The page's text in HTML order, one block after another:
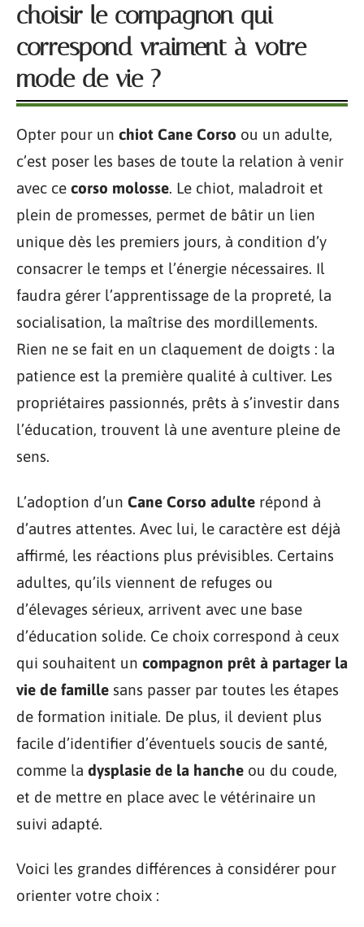
choisir le compagnon qui
correspond vraiment à votre
mode de vie ?
Opter pour un chiot Cane Corso ou un adulte,
c’est poser les bases de toute la relation à venir
avec ce corso molosse. Le chiot, maladroit et
plein de promesses, permet de bâtir un lien
unique dès les premiers jours, à condition d’y
consacrer le temps et l’énergie nécessaires. Il
faudra gérer l’apprentissage de la propreté, la
socialisation, la maîtrise des mordillements.
Rien ne se fait en un claquement de doigts : la
patience est la première qualité à cultiver. Les
propriétaires passionnés, prêts à s’investir dans
l’éducation, trouvent là une aventure pleine de
sens.
L’adoption d’un Cane Corso adulte répond à
d’autres attentes. Avec lui, le caractère est déjà
affirmé, les réactions plus prévisibles. Certains
adultes, qu’ils viennent de refuges ou
d’élevages sérieux, arrivent avec une base
d’éducation solide. Ce choix correspond à ceux
qui souhaitent un compagnon prêt à partager la
vie de famille sans passer par toutes les étapes
de formation initiale. De plus, il devient plus
facile d’identifier d’éventuels soucis de santé,
comme la dysplasie de la hanche ou du coude,
et de mettre en place avec le vétérinaire un
suivi adapté.
Voici les grandes différences à considérer pour
orienter votre choix :